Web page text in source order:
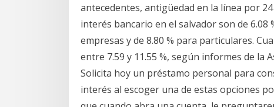
antecedentes, antigüedad en la línea por
interés bancario en el salvador son de 6.08
empresas y de 8.80 % para particulares.
entre 7.59 y 11.55 %, según informes de la
Solicita hoy un préstamo personal para
interés al escoger una de estas opciones